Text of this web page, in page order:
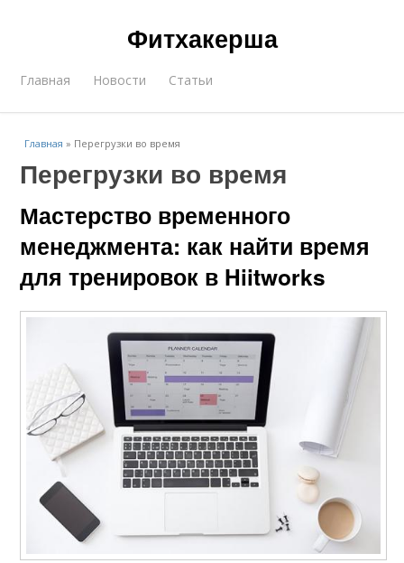
Фитхакерша
Главная Новости Статьи
Главная » Перегрузки во время
Перегрузки во время
Мастерство временного
менеджмента: как найти время
для тренировок в Hiitworks